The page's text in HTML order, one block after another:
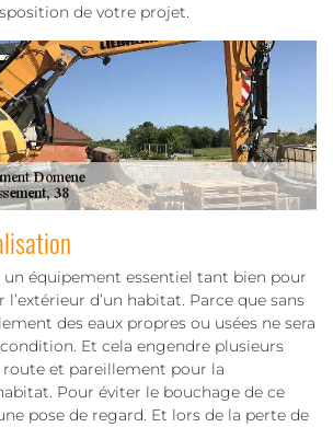
de votre projet.
un équipement essentiel tant bien pour
l’extérieur d’un habitat. Parce que sans
des eaux propres ou usées ne sera
Et cela engendre plusieurs
et pareillement pour la
Pour éviter le bouchage de ce
pose de regard. Et lors de la perte de